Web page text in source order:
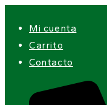
contenido
Mi cuenta
Carrito
Contacto